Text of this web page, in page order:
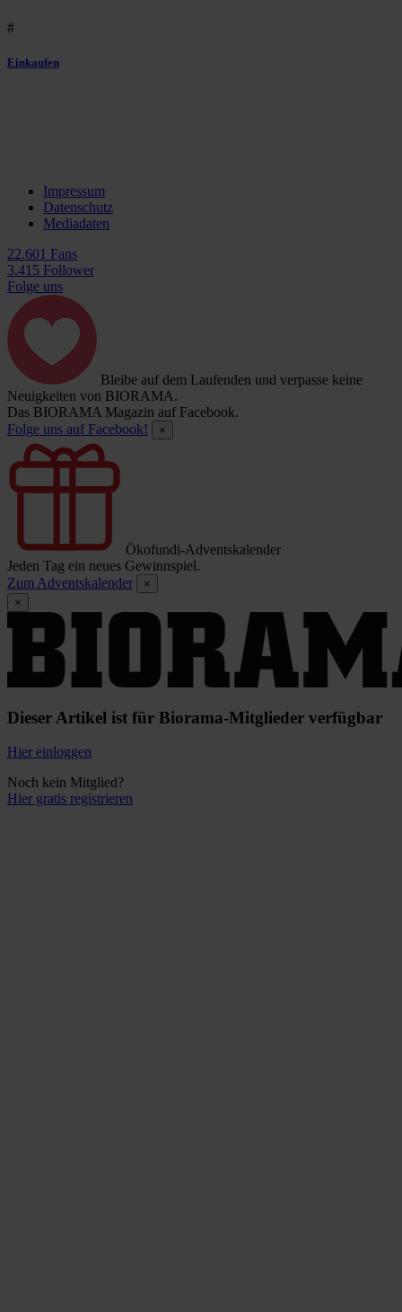
#
Einkaufen
Impressum
Datenschutz
Mediadaten
22.601 Fans
3.415 Follower
Folge uns
Bleibe auf dem Laufenden und verpasse keine
Neuigkeiten von BIORAMA.
Das BIORAMA Magazin auf Facebook.
Folge uns auf Facebook!
×
Ökofundi-Adventskalender
Jeden Tag ein neues Gewinnspiel.
Zum Adventskalender
×
×
Dieser Artikel ist für Biorama-Mitglieder verfügbar
Hier einloggen
Noch kein Mitglied?
Hier gratis registrieren